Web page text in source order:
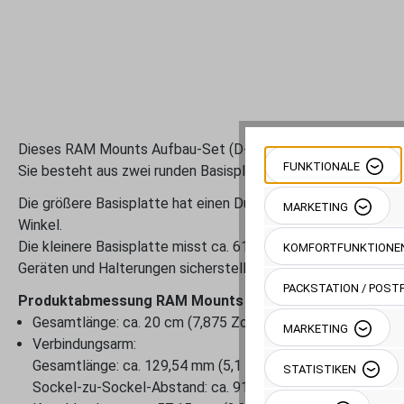
Dieses RAM Mounts Aufbau-Set (D-Kugel) mit runden
Sie besteht aus zwei runden Basisplatten unterschiedlicher
Die größere Basisplatte hat einen Durchmesser von ca.
Winkel.
Die kleinere Basisplatte misst ca. 61,7 mm (2,43 Zoll) im
Geräten und Halterungen sicherstellt.
Produktabmessung RAM Mounts RAM-D-101-C-254U:
Gesamtlänge: ca. 20 cm (7,875 Zoll)
Verbindungsarm:
Gesamtlänge: ca. 129,54 mm (5,1 Zoll)
Sockel-zu-Sockel-Abstand: ca. 91,44 mm (3,6 Zoll)
FUNKTIONALE
MARKETING
PACKSTATION /
MARKETING
STATISTIKEN